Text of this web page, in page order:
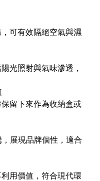
可有效隔絕空氣與濕
光照射與氣味滲透，
留下來作為收納盒或
展現品牌個性，適合
用價值，符合現代環